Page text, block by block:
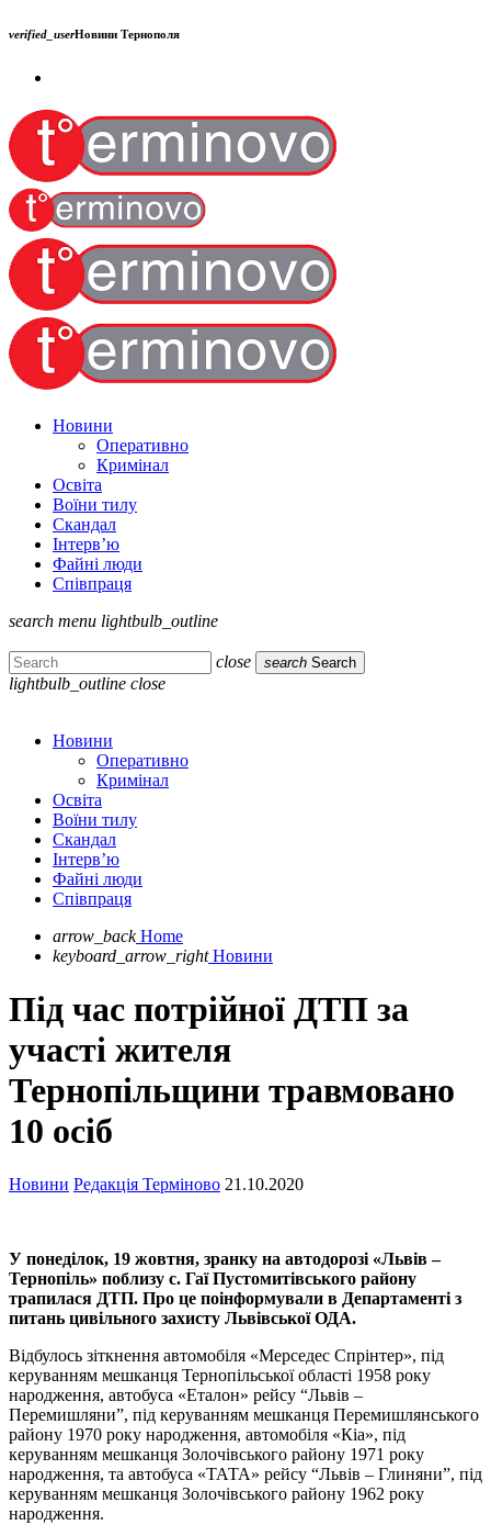
verified_userНовини Тернополя
Новини
Оперативно
Кримінал
Освіта
Воїни тилу
Скандал
Інтерв’ю
Файні люди
Співпраця
search menu lightbulb_outline
close search Search
lightbulb_outline close
Новини
Оперативно
Кримінал
Освіта
Воїни тилу
Скандал
Інтерв’ю
Файні люди
Співпраця
arrow_back Home
keyboard_arrow_right Новини
Під час потрійної ДТП за
участі жителя
Тернопільщини травмовано
10 осіб
Новини Редакція Терміново 21.10.2020
У понеділок, 19 жовтня, зранку на автодорозі «Львів –
Тернопіль» поблизу с. Гаї Пустомитівського району
трапилася ДТП. Про це поінформували в Департаменті з
питань цивільного захисту Львівської ОДА.
Відбулось зіткнення автомобіля «Мерседес Спрінтер», під
керуванням мешканця Тернопільської області 1958 року
народження, автобуса «Еталон» рейсу “Львів –
Перемишляни”, під керуванням мешканця Перемишлянського
району 1970 року народження, автомобіля «Кіа», під
керуванням мешканця Золочівського району 1971 року
народження, та автобуса «ТАТА» рейсу “Львів – Глиняни”, під
керуванням мешканця Золочівського району 1962 року
народження.